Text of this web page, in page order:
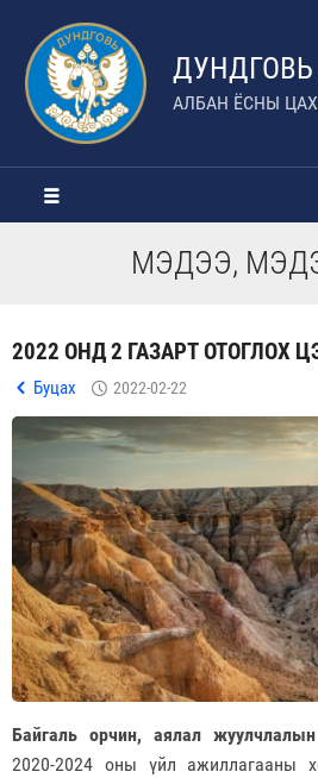
АЛБАН ЁСНЫ
МЭДЭЭ,
2022 ОНД 2 ГАЗАРТ ОТОГЛОХ
Буцах 2022-02-22
Байгаль орчин, аялал
2020-2024 оны үйл ажиллагааны